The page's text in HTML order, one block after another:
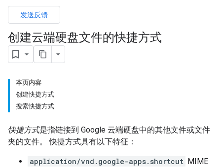
发送反馈
创建云端硬盘文件的快捷方式
本页内容
创建快捷方式
搜索快捷方式
快捷方式是指链接到 Google 云端硬盘中的其他文件或文件
夹的文件。 快捷方式具有以下特征：
application/vnd.google-apps.shortcut MIME